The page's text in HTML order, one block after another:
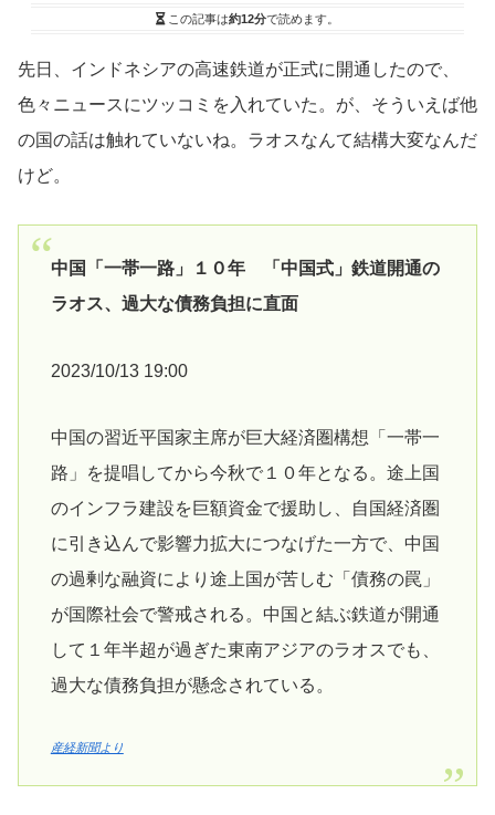
この記事は約12分で読めます。
先日、インドネシアの高速鉄道が正式に開通したので、
色々ニュースにツッコミを入れていた。が、そういえば他
の国の話は触れていないね。ラオスなんて結構大変なんだ
けど。
中国「一帯一路」１０年 「中国式」鉄道開通の
ラオス、過大な債務負担に直面
2023/10/13 19:00
中国の習近平国家主席が巨大経済圏構想「一帯一
路」を提唱してから今秋で１０年となる。途上国
のインフラ建設を巨額資金で援助し、自国経済圏
に引き込んで影響力拡大につなげた一方で、中国
の過剰な融資により途上国が苦しむ「債務の罠」
が国際社会で警戒される。中国と結ぶ鉄道が開通
して１年半超が過ぎた東南アジアのラオスでも、
過大な債務負担が懸念されている。
産経新聞より